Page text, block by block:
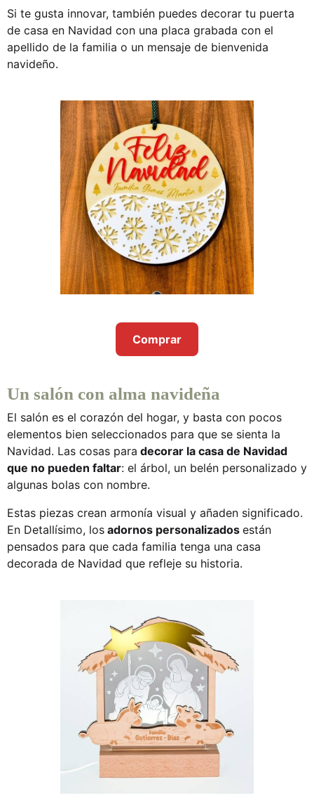
Si te gusta innovar, también puedes decorar tu puerta
de casa en Navidad con una placa grabada con el
apellido de la familia o un mensaje de bienvenida
navideño.
Comprar
Un salón con alma navideña
El salón es el corazón del hogar, y basta con pocos
elementos bien seleccionados para que se sienta la
Navidad. Las cosas para decorar la casa de Navidad
que no pueden faltar: el árbol, un belén personalizado y
algunas bolas con nombre.
Estas piezas crean armonía visual y añaden significado.
En Detallísimo, los adornos personalizados están
pensados para que cada familia tenga una casa
decorada de Navidad que refleje su historia.